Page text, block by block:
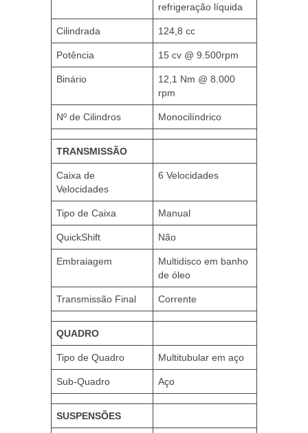
refrigeração líquida
Cilindrada 124,8 cc
Potência 15 cv @ 9.500rpm
Binário
12,1 Nm @ 8.000
rpm
Nº de Cilindros Monocilíndrico
TRANSMISSÃO
Caixa de
Velocidades
6 Velocidades
Tipo de Caixa Manual
QuickShift Não
Embraiagem
Multidisco em banho
de óleo
Transmissão Final Corrente
QUADRO
Tipo de Quadro Multitubular em aço
Sub-Quadro Aço
SUSPENSÕES